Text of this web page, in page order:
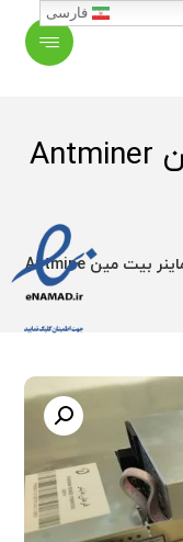
دستگاه ماینر بیت مین Antminer
دستگاه ماینر بیت مین Antmine
فارسی